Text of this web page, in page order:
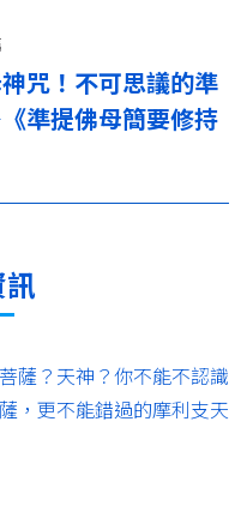
咒！不可思議的準
準提佛母簡要修持
薩？天神？你不能不認識
，更不能錯過的摩利支天